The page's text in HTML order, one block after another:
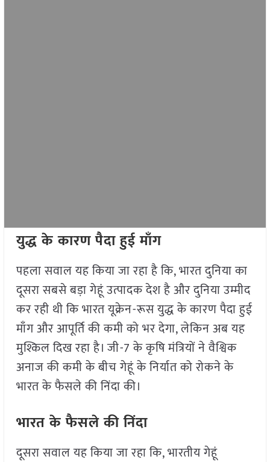
युद्ध के कारण पैदा हुई माँग
पहला सवाल यह किया जा रहा है कि, भारत दुनिया का
दूसरा सबसे बड़ा गेहूं उत्पादक देश है और दुनिया उम्मीद
कर रही थी कि भारत यूक्रेन-रूस युद्ध के कारण पैदा हुई
माँग और आपूर्ति की कमी को भर देगा, लेकिन अब यह
मुश्किल दिख रहा है। जी-7 के कृषि मंत्रियों ने वैश्विक
अनाज की कमी के बीच गेहूं के निर्यात को रोकने के
भारत के फैसले की निंदा की।
भारत के फैसले की निंदा
दूसरा सवाल यह किया जा रहा कि, भारतीय गेहूं